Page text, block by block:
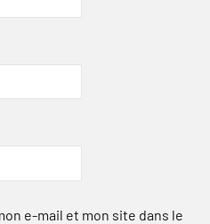
e-mail et mon site dans le